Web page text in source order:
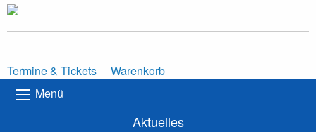
Termine & Tickets
Warenkorb
Menü
Aktuelles